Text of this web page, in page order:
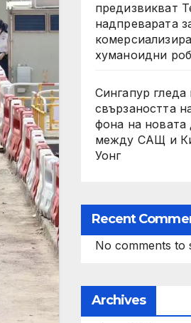
предизвикват
надпреварата
хуманоидни
Сингапур гледа
свързаността
фона на
между САЩ и
Уонг
Recent
No comments to
Archives